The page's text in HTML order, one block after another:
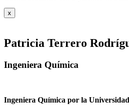
x
Patricia Terrero
Ingeniera Química
Ingeniera Química por la